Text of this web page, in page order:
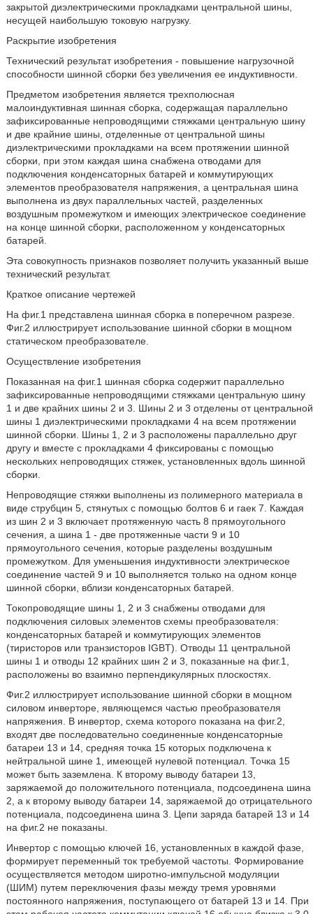
закрытой диэлектрическими прокладками центральной шины,
несущей наибольшую токовую нагрузку.
Раскрытие изобретения
Технический результат изобретения - повышение нагрузочной
способности шинной сборки без увеличения ее индуктивности.
Предметом изобретения является трехполюсная
малоиндуктивная шинная сборка, содержащая параллельно
зафиксированные непроводящими стяжками центральную шину
и две крайние шины, отделенные от центральной шины
диэлектрическими прокладками на всем протяжении шинной
сборки, при этом каждая шина снабжена отводами для
подключения конденсаторных батарей и коммутирующих
элементов преобразователя напряжения, а центральная шина
выполнена из двух параллельных частей, разделенных
воздушным промежутком и имеющих электрическое соединение
на конце шинной сборки, расположенном у конденсаторных
батарей.
Эта совокупность признаков позволяет получить указанный выше
технический результат.
Краткое описание чертежей
На фиг.1 представлена шинная сборка в поперечном разрезе.
Фиг.2 иллюстрирует использование шинной сборки в мощном
статическом преобразователе.
Осуществление изобретения
Показанная на фиг.1 шинная сборка содержит параллельно
зафиксированные непроводящими стяжками центральную шину
1 и две крайних шины 2 и 3. Шины 2 и 3 отделены от центральной
шины 1 диэлектрическими прокладками 4 на всем протяжении
шинной сборки. Шины 1, 2 и 3 расположены параллельно друг
другу и вместе с прокладками 4 фиксированы с помощью
нескольких непроводящих стяжек, установленных вдоль шинной
сборки.
Непроводящие стяжки выполнены из полимерного материала в
виде струбцин 5, стянутых с помощью болтов 6 и гаек 7. Каждая
из шин 2 и 3 включает протяженную часть 8 прямоугольного
сечения, а шина 1 - две протяженные части 9 и 10
прямоугольного сечения, которые разделены воздушным
промежутком. Для уменьшения индуктивности электрическое
соединение частей 9 и 10 выполняется только на одном конце
шинной сборки, вблизи конденсаторных батарей.
Токопроводящие шины 1, 2 и 3 снабжены отводами для
подключения силовых элементов схемы преобразователя:
конденсаторных батарей и коммутирующих элементов
(тиристоров или транзисторов IGBT). Отводы 11 центральной
шины 1 и отводы 12 крайних шин 2 и 3, показанные на фиг.1,
расположены во взаимно перпендикулярных плоскостях.
Фиг.2 иллюстрирует использование шинной сборки в мощном
силовом инверторе, являющемся частью преобразователя
напряжения. В инвертор, схема которого показана на фиг.2,
входят две последовательно соединенные конденсаторные
батареи 13 и 14, средняя точка 15 которых подключена к
нейтральной шине 1, имеющей нулевой потенциал. Точка 15
может быть заземлена. К второму выводу батареи 13,
заряжаемой до положительного потенциала, подсоединена шина
2, а к второму выводу батареи 14, заряжаемой до отрицательного
потенциала, подсоединена шина 3. Цепи заряда батарей 13 и 14
на фиг.2 не показаны.
Инвертор с помощью ключей 16, установленных в каждой фазе,
формирует переменный ток требуемой частоты. Формирование
осуществляется методом широтно-импульсной модуляции
(ШИМ) путем переключения фазы между тремя уровнями
постоянного напряжения, поступающего от батарей 13 и 14. При